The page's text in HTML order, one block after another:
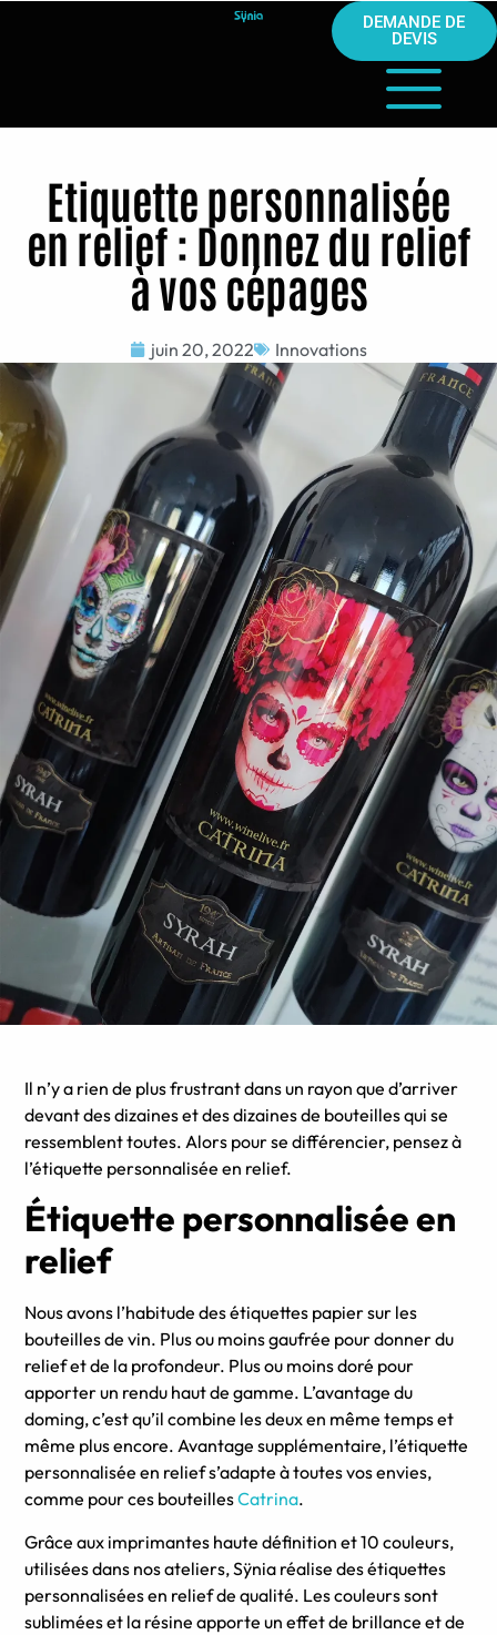
DEMANDE DE
DEVIS
Etiquette personnalisée
en relief : Donnez du relief
à vos cépages
juin 20, 2022 Innovations
Il n’y a rien de plus frustrant dans un rayon que d’arriver
devant des dizaines et des dizaines de bouteilles qui se
ressemblent toutes. Alors pour se différencier, pensez à
l’étiquette personnalisée en relief.
Étiquette personnalisée en
relief
Nous avons l’habitude des étiquettes papier sur les
bouteilles de vin. Plus ou moins gaufrée pour donner du
relief et de la profondeur. Plus ou moins doré pour
apporter un rendu haut de gamme. L’avantage du
doming, c’est qu’il combine les deux en même temps et
même plus encore. Avantage supplémentaire, l’étiquette
personnalisée en relief s’adapte à toutes vos envies,
comme pour ces bouteillesCatrina.
Grâce aux imprimantes haute définition et 10 couleurs,
utilisées dans nos ateliers, Sÿnia réalise des étiquettes
personnalisées en relief de qualité. Les couleurs sont
sublimées et la résine apporte un effet de brillance et de